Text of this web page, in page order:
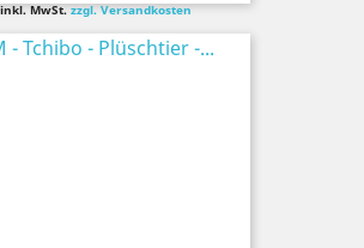
inkl. MwSt.zzgl. Versandkosten